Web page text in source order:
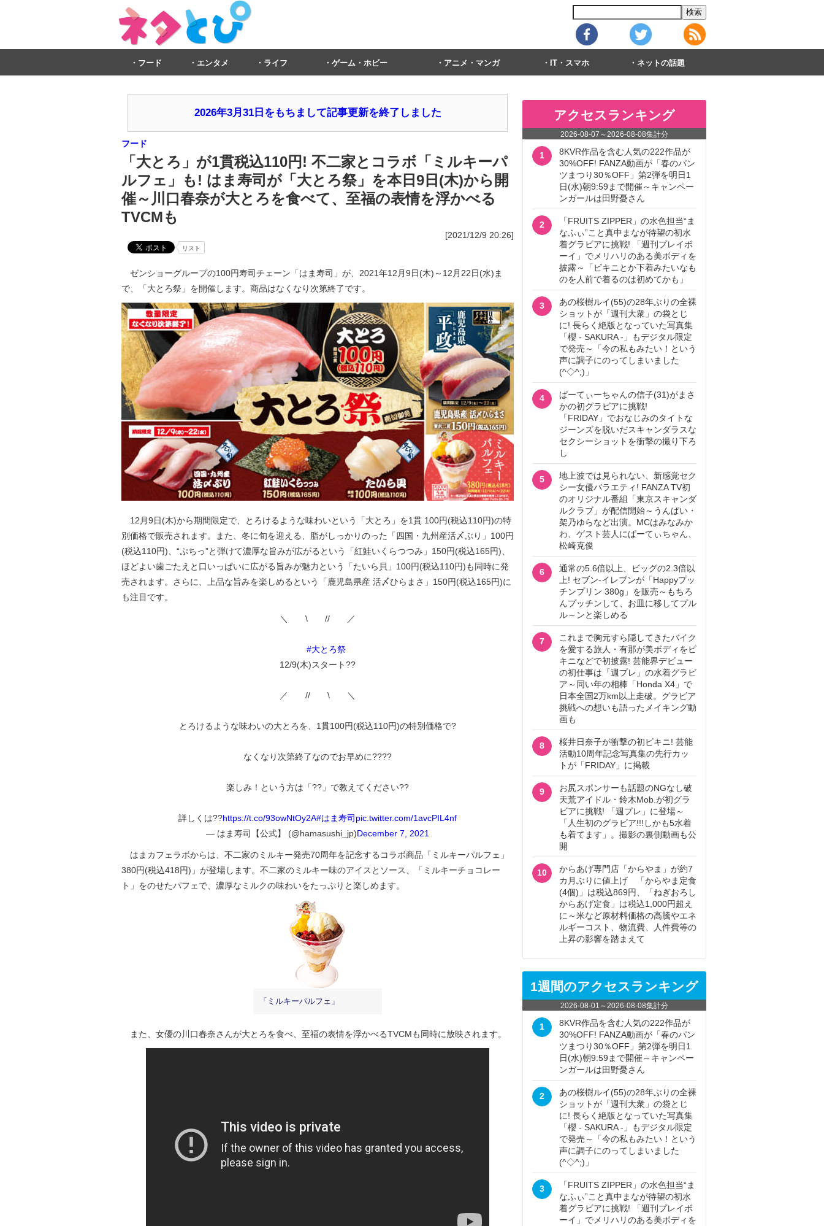
フード エンタメ ライフ ゲーム・ホビー アニメ・マンガ IT・スマホ ネットの話題
2026年3月31日をもちまして記事更新を終了しました
フード
「大とろ」が1貫税込110円! 不二家とコラボ「ミルキーパ
ルフェ」も! はま寿司が「大とろ祭」を本日9日(木)から開
催～川口春奈が大とろを食べて、至福の表情を浮かべる
TVCMも
[2021/12/9 20:26]
リスト
ゼンショーグループの100円寿司チェーン「はま寿司」が、2021年12月9日(木)～12月22日(水)ま
で、「大とろ祭」を開催します。商品はなくなり次第終了です。
12月9日(木)から期間限定で、とろけるような味わいという「大とろ」を1貫 100円(税込110円)の特
別価格で販売されます。また、冬に旬を迎える、脂がしっかりのった「四国・九州産活〆ぶり」100円
(税込110円)、“ぷちっ”と弾けて濃厚な旨みが広がるという「紅鮭いくらつつみ」150円(税込165円)、
ほどよい歯ごたえと口いっぱいに広がる旨みが魅力という「たいら貝」100円(税込110円)も同時に発
売されます。さらに、上品な旨みを楽しめるという「鹿児島県産 活〆ひらまさ」150円(税込165円)に
も注目です。
＼ \ // ／
#大とろ祭
12/9(木)スタート??
／ // \ ＼
とろけるような味わいの大とろを、1貫100円(税込110円)の特別価格で?
なくなり次第終了なのでお早めに????
楽しみ！という方は「??」で教えてください??
詳しくは??https://t.co/93owNtOy2A#はま寿司 pic.twitter.com/1avcPIL4nf
— はま寿司【公式】 (@hamasushi_jp)December 7, 2021
はまカフェラボからは、不二家のミルキー発売70周年を記念するコラボ商品「ミルキーパルフェ」
380円(税込418円)」が登場します。不二家のミルキー味のアイスとソース、「ミルキーチョコレー
ト」をのせたパフェで、濃厚なミルクの味わいをたっぷりと楽しめます。
「ミルキーパルフェ」
また、女優の川口春奈さんが大とろを食べ、至福の表情を浮かべるTVCMも同時に放映されます。
アクセスランキング
2026-08-07 ～2026-08-08集計分
1
8KVR作品を含む人気の222作品が
30%OFF! FANZA動画が「春のパン
ツまつり30％OFF」第2弾を明日1
日(水)朝9:59まで開催～キャンペー
ンガールは田野憂さん
2
「FRUITS ZIPPER」の水色担当“ま
なふぃ”こと真中まなが待望の初水
着グラビアに挑戦! 「週刊プレイボ
ーイ」でメリハリのある美ボディを
披露～「ビキニとか下着みたいなも
のを人前で着るのは初めてかも」
3
あの桜樹ルイ(55)の28年ぶりの全裸
ショットが「週刊大衆」の袋とじ
に! 長らく絶版となっていた写真集
「櫻 - SAKURA -」もデジタル限定
で発売～「今の私もみたい！という
声に調子にのってしまいました
(^◇^;)」
4
ぱーてぃーちゃんの信子(31)がまさ
かの初グラビアに挑戦!
「FRIDAY」でおなじみのタイトな
ジーンズを脱いだスキャンダラスな
セクシーショットを衝撃の撮り下ろ
し
5
地上波では見られない、新感覚セク
シー女優バラエティ! FANZA TV初
のオリジナル番組「東京スキャンダ
ルクラブ」が配信開始～うんぱい・
架乃ゆらなど出演。MCはみなみか
わ、ゲスト芸人にぱーてぃちゃん、
松崎克俊
6
通常の5.6倍以上、ビッグの2.3倍以
上! セブン‐イレブンが「Happyプッ
チンプリン 380g」を販売～もちろ
んプッチンして、お皿に移してプル
ル～ンと楽しめる
7
これまで胸元すら隠してきたバイク
を愛する旅人・有那が美ボディをビ
キニなどで初披露! 芸能界デビュー
の初仕事は「週プレ」の水着グラビ
ア～同い年の相棒「Honda X4」で
日本全国2万km以上走破。グラビア
挑戦への想いも語ったメイキング動
画も
8
桜井日奈子が衝撃の初ビキニ! 芸能
活動10周年記念写真集の先行カッ
トが「FRIDAY」に掲載
9
お尻スポンサーも話題のNGなし破
天荒アイドル・鈴木Mob.が初グラ
ビアに挑戦! 「週プレ」に登場～
「人生初のグラビア!!!しかも5水着
も着てます」。撮影の裏側動画も公
開
10
からあげ専門店「からやま」が約7
カ月ぶりに値上げ 「からやま定食
(4個)」は税込869円、「ねぎおろし
からあげ定食」は税込1,000円超え
に～米など原材料価格の高騰やエネ
ルギーコスト、物流費、人件費等の
上昇の影響を踏まえて
1週間のアクセスランキング
2026-08-01 ～2026-08-08集計分
1
8KVR作品を含む人気の222作品が
30%OFF! FANZA動画が「春のパン
ツまつり30％OFF」第2弾を明日1
日(水)朝9:59まで開催～キャンペー
ンガールは田野憂さん
2
あの桜樹ルイ(55)の28年ぶりの全裸
ショットが「週刊大衆」の袋とじ
に! 長らく絶版となっていた写真集
「櫻 - SAKURA -」もデジタル限定
で発売～「今の私もみたい！という
声に調子にのってしまいました
(^◇^;)」
3
「FRUITS ZIPPER」の水色担当“ま
なふぃ”こと真中まなが待望の初水
着グラビアに挑戦! 「週刊プレイボ
ーイ」でメリハリのある美ボディを